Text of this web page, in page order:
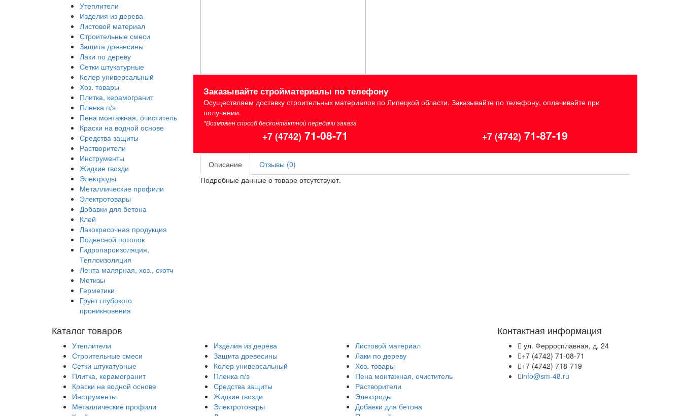
Утеплители
Изделия из дерева
Листовой материал
Строительные смеси
Защита древесины
Лаки по дереву
Сетки штукатурные
Колер универсальный
Хоз. товары
Плитка, керамогранит
Пленка п/э
Пена монтажная, очиститель
Краски на водной основе
Средства защиты
Растворители
Инструменты
Жидкие гвозди
Электроды
Металлические профили
Электротовары
Добавки для бетона
Клей
Лакокрасочная продукция
Подвесной потолок
Гидропароизоляция,
Теплоизоляция
Лента малярная, хоз., скотч
Метизы
Герметики
Грунт глубокого
проникновения
Заказывайте стройматериалы по телефону
Осуществляем доставку строительных материалов по Липецкой области. Заказывайте по телефону, оплачивайте при
получении.
*Возможен способ бесконтактной передачи заказа
+7 (4742) 71-08-71 +7 (4742) 71-87-19
Описание
Отзывы (0)
Подробные данные о товаре отсутствуют.
Каталог товаров
Утеплители Изделия из дерева
Листовой материал
Строительные смеси
Защита древесины
Лаки по дереву
Сетки штукатурные
Колер универсальный
Хоз. товары
Плитка, керамогранит
Пленка п/э
Пена монтажная, очиститель
Краски на водной основе
Средства защиты
Растворители
Инструменты
Жидкие гвозди
Электроды
Металлические профили
Электротовары
Добавки для бетона
Контактная информация
ул. Ферросплавная, д. 24
+7 (4742) 71-08-71
+7 (4742) 718-719
info@sm-48.ru